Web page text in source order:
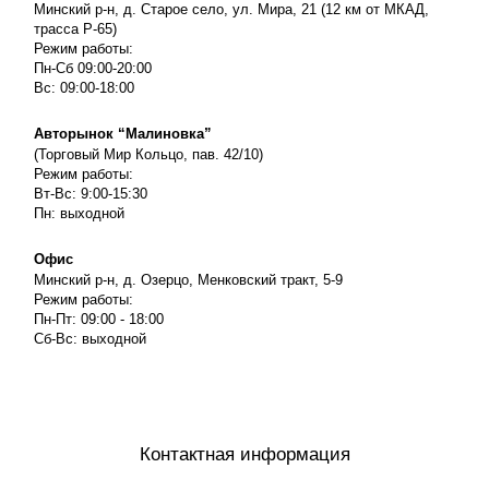
Минский р-н, д. Старое село, ул. Мира, 21 (12 км от МКАД,
трасса P-65)
Режим работы:
Пн-Сб 09:00-20:00
Вс: 09:00-18:00
Авторынок “Малиновка”
(Торговый Мир Кольцо, пав. 42/10)
Режим работы:
Вт-Вс: 9:00-15:30
Пн: выходной
Офис
Минский р-н, д. Озерцо, Менковский тракт, 5-9
Режим работы:
Пн-Пт: 09:00 - 18:00
Сб-Вс: выходной
Контактная информация